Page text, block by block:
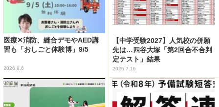
医療✕消防、縫合デモやAED講
習も「おしごと体験博」9/5
2026.8.6
【中学受験2027】人気校の併願
先は…四谷大塚「第2回合不合判
定テスト」結果
2026.7.16